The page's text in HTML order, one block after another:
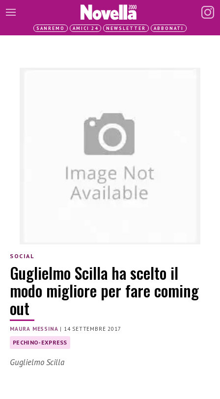
SANREMO AMICI 24 NEWSLETTER ABBONATI
SOCIAL
Guglielmo Scilla ha scelto il
modo migliore per fare coming
out
MAURA MESSINA | 14 SETTEMBRE 2017
PECHINO-EXPRESS
Guglielmo Scilla